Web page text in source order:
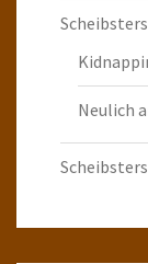
Neulich